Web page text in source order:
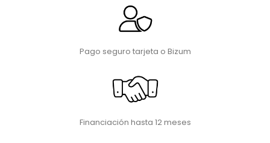
Pago seguro tarjeta o Bizum
Financiación hasta 12 meses